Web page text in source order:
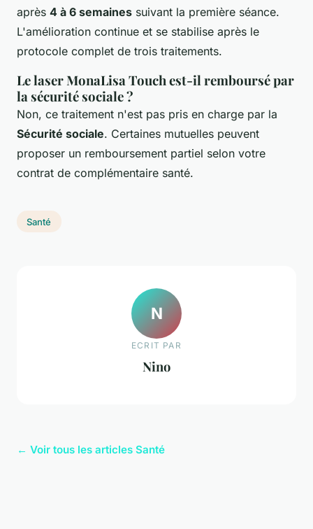
après 4 à 6 semaines suivant la première séance.
L'amélioration continue et se stabilise après le
protocole complet de trois traitements.
Le laser MonaLisa Touch est-il remboursé par
la sécurité sociale ?
Non, ce traitement n'est pas pris en charge par la
Sécurité sociale. Certaines mutuelles peuvent
proposer un remboursement partiel selon votre
contrat de complémentaire santé.
Santé
N
ECRIT PAR
Nino
← Voir tous les articles Santé